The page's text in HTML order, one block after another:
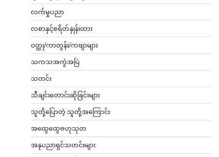
လက်မှုပညာ
လစာနှင့်စရိတ်နှုန်းထား
ဝတ္ထု/ကာတွန်း/ကဗျာများ
သကသအကွဲအပြဲ
သတင်း
သီချင်းတောင်းဆိုခြင်းများ
သူတို့ပြောတဲ့ သူတို့အကြောင်း
အထွေထွေဗဟုသုတ
အနုပညာရှင်သတင်းများ